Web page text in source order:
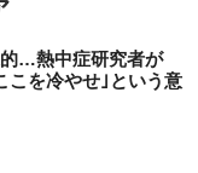
…熱中症研究者が
こを冷やせ｣という意